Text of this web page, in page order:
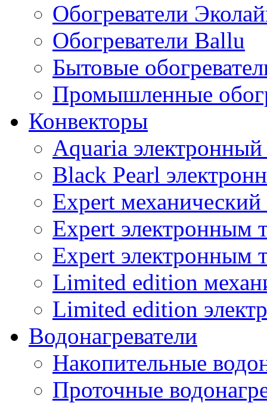
Обогреватели
Обогреватели Ballu
Бытовые
Промышленные
Конвекторы
Aquaria
Black Pearl
Expert механический
Expert электронным
Expert электронным
Limited edition
Limited edition
Водонагреватели
Накопительные
Проточные